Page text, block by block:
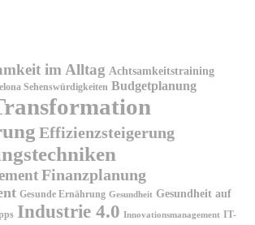
im Alltag Achtsamkeitstraining
Sehenswürdigkeiten Budgetplanung
Effizienzsteigerung
Finanzplanung
Gesunde Ernährung Gesundheit Gesundheit auf
Industrie 4.0 Innovationsmanagement IT-